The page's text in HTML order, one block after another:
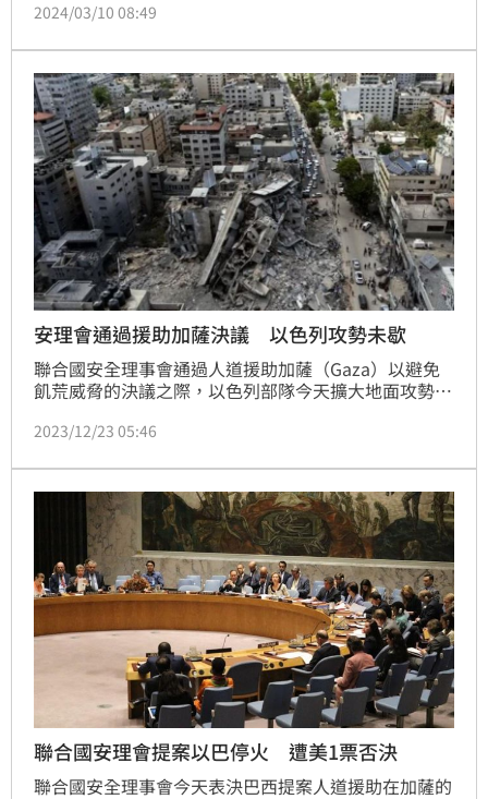
2024/03/10 08:49
安理會通過援助加薩決議 以色列攻勢未歇
聯合國安全理事會通過人道援助加薩（Gaza）以避免
飢荒威脅的決議之際，以色列部隊今天擴大地面攻勢，
2023/12/23 05:46
聯合國安理會提案以巴停火 遭美1票否決
聯合國安全理事會今天表決巴西提案人道援助在加薩的